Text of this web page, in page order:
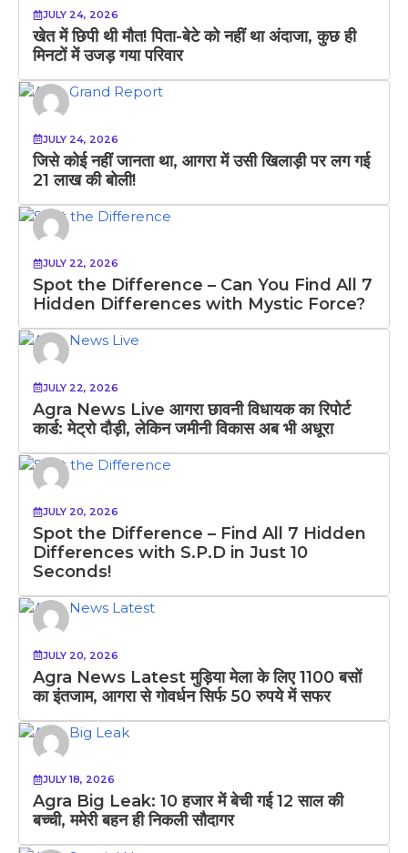
JULY 24, 2026
खेत में छिपी थी मौत! पिता-बेटे को नहीं था अंदाजा, कुछ ही
मिनटों में उजड़ गया परिवार
JULY 24, 2026
जिसे कोई नहीं जानता था, आगरा में उसी खिलाड़ी पर लग गई
21 लाख की बोली!
JULY 22, 2026
Spot the Difference – Can You Find All 7
Hidden Differences with Mystic Force?
JULY 22, 2026
Agra News Live आगरा छावनी विधायक का रिपोर्ट
कार्ड: मेट्रो दौड़ी, लेकिन जमीनी विकास अब भी अधूरा
JULY 20, 2026
Spot the Difference – Find All 7 Hidden
Differences with S.P.D in Just 10
Seconds!
JULY 20, 2026
Agra News Latest मुड़िया मेला के लिए 1100 बसों
का इंतजाम, आगरा से गोवर्धन सिर्फ 50 रुपये में सफर
JULY 18, 2026
Agra Big Leak: 10 हजार में बेची गई 12 साल की
बच्ची, ममेरी बहन ही निकली सौदागर